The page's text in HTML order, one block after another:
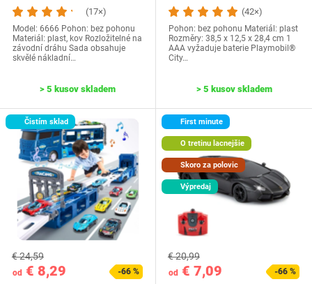
(17×)
Model: 6666 Pohon: bez pohonu
Materiál: plast, kov Rozložitelné na
závodní dráhu Sada obsahuje
skvělé nákladní…
> 5 kusov skladem
(42×)
Pohon: bez pohonu Materiál: plast
Rozměry: ‎38,5 x 12,5 x 28,4 cm ‎1
AAA vyžaduje baterie ‎Playmobil®
City…
> 5 kusov skladem
Čistím sklad
od € 8,29
€ 24,59
-66 %
First minute
O tretinu lacnejšie
Skoro za polovic
Výpredaj
od € 7,09
€ 20,99
-66 %